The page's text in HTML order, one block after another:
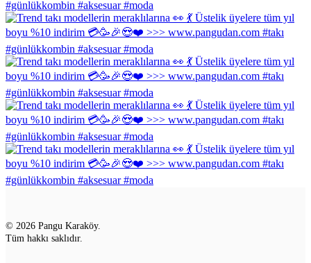
© 2026 Pangu Karaköy.
Tüm hakkı saklıdır.